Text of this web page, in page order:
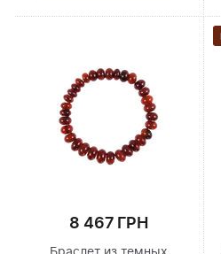
8 467 ГРН